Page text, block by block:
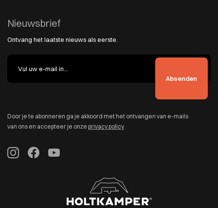
Nieuwsbrief
Ontvang het laatste nieuws als eerste.
Door je te abonneren ga je akkoord met het ontvangen van e-mails
van ons en accepteer je onze privacy policy